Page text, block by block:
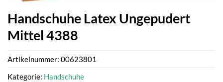
Handschuhe Latex Ungepudert
Mittel 4388
Artikelnummer: 00623801
Kategorie: Handschuhe